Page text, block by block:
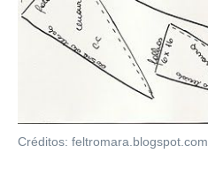
Créditos: feltromara.blogspot.com